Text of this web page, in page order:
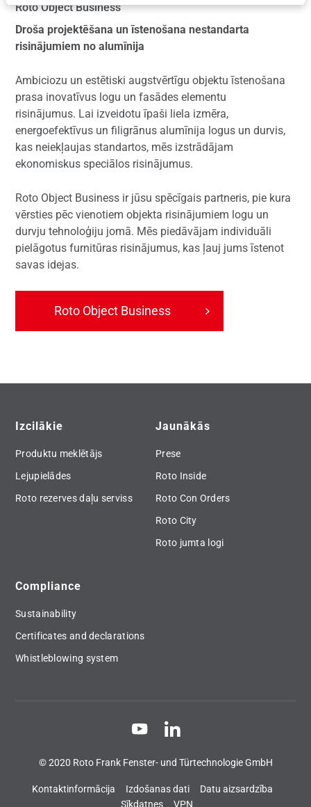
Roto Object Business
Droša projektēšana un īstenošana nestandarta
risinājumiem no alumīnija
Ambiciozu un estētiski augstvērtīgu objektu īstenošana
prasa inovatīvus logu un fasādes elementu
risinājumus. Lai izveidotu īpaši liela izmēra,
energoefektīvus un filigrānus alumīnija logus un durvis,
kas neiekļaujas standartos, mēs izstrādājam
ekonomiskus speciālos risinājumus.
Roto Object Business ir jūsu spēcīgais partneris, pie kura
vērsties pēc vienotiem objekta risinājumiem logu un
durvju tehnoloģiju jomā. Mēs piedāvājam individuāli
pielāgotus furnitūras risinājumus, kas ļauj jums īstenot
savas idejas.
Roto Object Business
Izcilākie
Produktu meklētājs
Lejupielādes
Roto rezerves daļu serviss
Jaunākās
Prese
Roto Inside
Roto Con Orders
Roto City
Roto jumta logi
Compliance
Sustainability
Certificates and declarations
Whistleblowing system
© 2020 Roto Frank Fenster- und Türtechnologie GmbH
Kontaktinformācija Izdošanas dati
Datu aizsardzība
Sīkdatnes
VPN